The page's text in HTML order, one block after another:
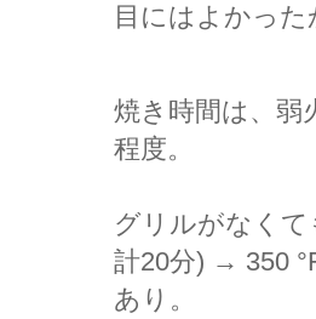
目にはよかっ
焼き時間は、弱
程度。
グリルがなく
計20分) → 350
あり。